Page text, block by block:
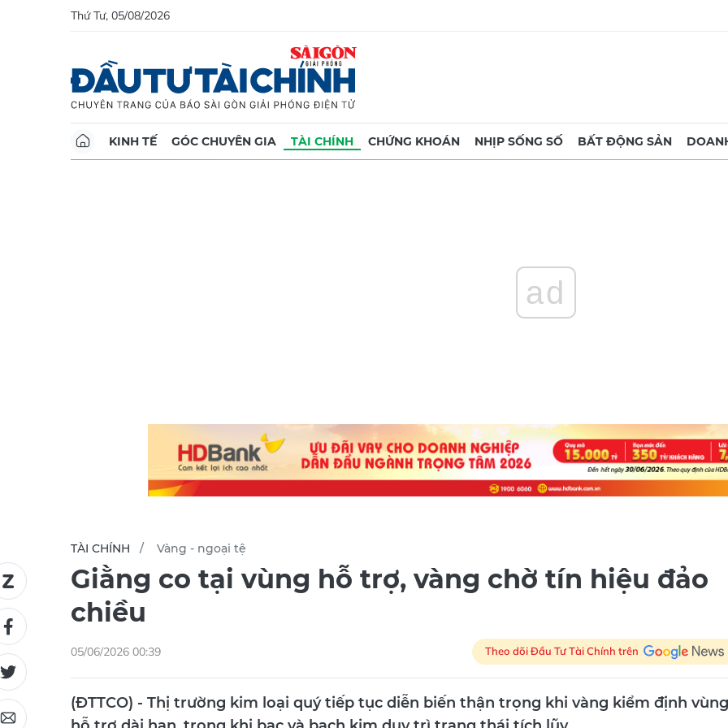
Thứ Tư, 05/08/2026
KINH TẾ GÓC CHUYÊN GIA TÀI CHÍNH CHỨNG KHOÁN NHỊP SỐNG SỐ BẤT ĐỘNG SẢN
ad
TÀI CHÍNH Vàng - ngoại tệ
Giằng co tại vùng hỗ trợ, vàng chờ tín hiệu đảo
chiều
05/06/2026 00:39 Theo dõi Đầu Tư Tài Chính trên
(ĐTTCO) - Thị trường kim loại quý tiếp tục diễn biến thận trọng khi vàng kiểm định vùng